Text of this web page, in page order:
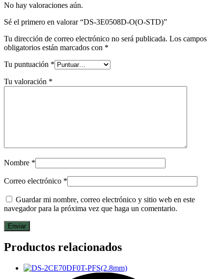
No hay valoraciones aún.
Sé el primero en valorar “DS-3E0508D-O(O-STD)”
Tu dirección de correo electrónico no será publicada. Los campos
obligatorios están marcados con *
Tu puntuación *
Tu valoración *
Nombre *
Correo electrónico *
Guardar mi nombre, correo electrónico y sitio web en este
navegador para la próxima vez que haga un comentario.
Productos relacionados